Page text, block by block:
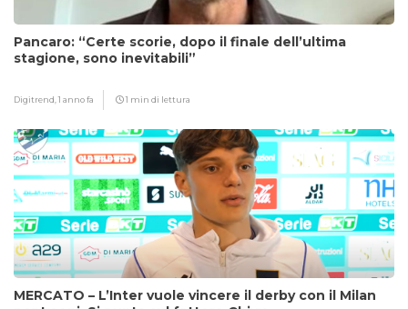
Pancaro: “Certe scorie, dopo il finale dell’ultima
stagione, sono inevitabili”
Digitrend,1 anno fa 1 min di lettura
MERCATO – L’Inter vuole vincere il derby con il Milan